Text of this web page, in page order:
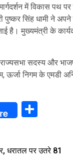
में विकास पथ
सिंह धामी ने
है। मुख्यमंत्री के
सदस्य और
ऊर्जा निगम के
धरातल पर उतरे 81